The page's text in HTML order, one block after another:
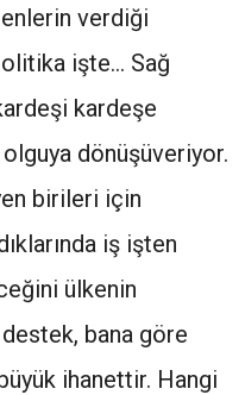
verdiği
işte… Sağ
kardeşe
dönüşüveriyor.
birileri için
iş işten
ülkenin
bana göre
ihanettir. Hangi